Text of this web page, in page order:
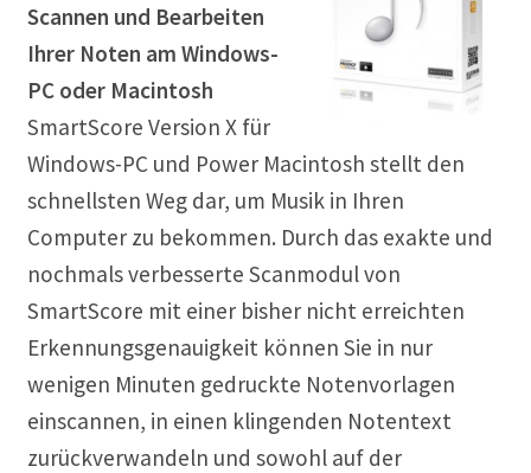
Scannen und Bearbeiten
Ihrer Noten am Windows-
PC oder Macintosh
SmartScore Version X für
Windows-PC und Power Macintosh stellt den
schnellsten Weg dar, um Musik in Ihren
Computer zu bekommen. Durch das exakte und
nochmals verbesserte Scanmodul von
SmartScore mit einer bisher nicht erreichten
Erkennungsgenauigkeit können Sie in nur
wenigen Minuten gedruckte Notenvorlagen
einscannen, in einen klingenden Notentext
zurückverwandeln und sowohl auf der